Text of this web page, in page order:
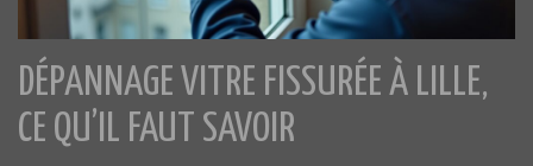
DÉPANNAGE VITRE FISSURÉE À LILLE,
CE QU’IL FAUT SAVOIR